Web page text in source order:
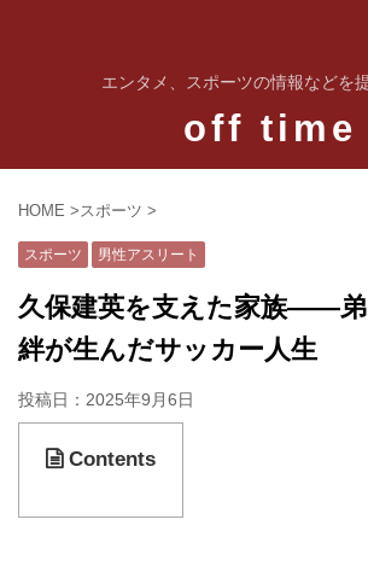
エンタメ、スポーツの情報などを
off time
HOME >スポーツ >
スポーツ 男性アスリート
久保建英を支えた家族――
絆が生んだサッカー人生
投稿日： 2025年9月6日
Contents